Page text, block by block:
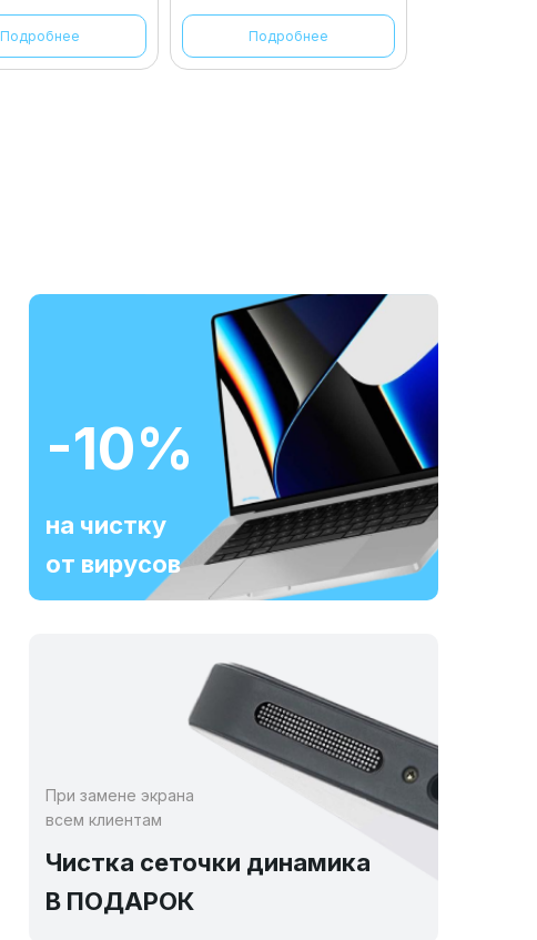
Подробнее Подробнее
-10%
на чистку
от вирусов
При замене экрана
всем клиентам
Чистка сеточки динамика
В ПОДАРОК